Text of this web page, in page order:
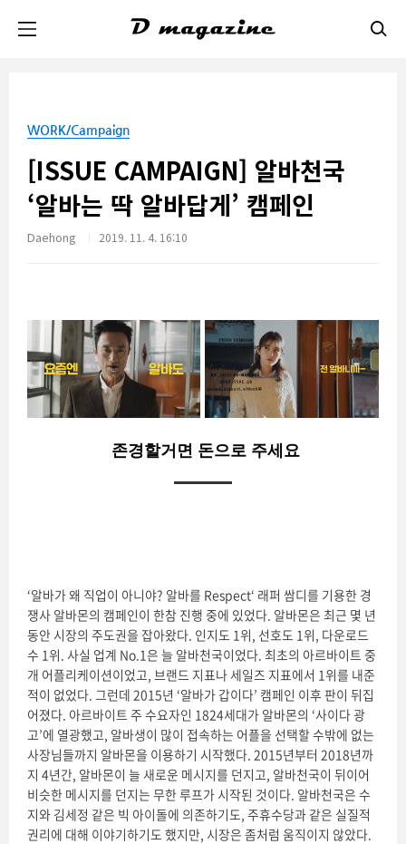
WORK/Campaign
[ISSUE CAMPAIGN] 알바천국
‘알바는 딱 알바답게’ 캠페인
Daehong 2019. 11. 4. 16:10
존경할거면 돈으로 주세요
‘알바가 왜 직업이 아니야? 알바를 Respect‘ 래퍼 쌈디를 기용한 경
쟁사 알바몬의 캠페인이 한참 진행 중에 있었다. 알바몬은 최근 몇 년
동안 시장의 주도권을 잡아왔다. 인지도 1위, 선호도 1위, 다운로드
수 1위. 사실 업계 No.1은 늘 알바천국이었다. 최초의 아르바이트 중
개 어플리케이션이었고, 브랜드 지표나 세일즈 지표에서 1위를 내준
적이 없었다. 그런데 2015년 ‘알바가 갑이다’ 캠페인 이후 판이 뒤집
어졌다. 아르바이트 주 수요자인 1824세대가 알바몬의 ‘사이다 광
고’에 열광했고, 알바생이 많이 접속하는 어플을 선택할 수밖에 없는
사장님들까지 알바몬을 이용하기 시작했다. 2015년부터 2018년까
지 4년간, 알바몬이 늘 새로운 메시지를 던지고, 알바천국이 뒤이어
비슷한 메시지를 던지는 무한 루프가 시작된 것이다. 알바천국은 수
지와 김세정 같은 빅 아이돌에 의존하기도, 주휴수당과 같은 실질적
권리에 대해 이야기하기도 했지만, 시장은 좀처럼 움직이지 않았다.